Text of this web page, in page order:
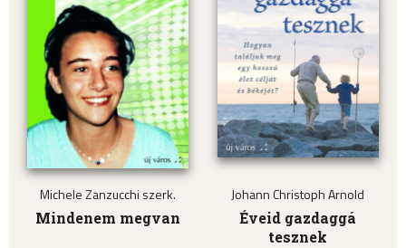
Michele Zanzucchi szerk.
Mindenem megvan
Johann Christoph Arnold
Éveid gazdaggá
tesznek